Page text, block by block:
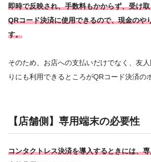
即時で反映され、手数料もかからず、受け
QRコード決済に使用できるので、現金のや
す。
そのため、お店への支払いだけでなく、友
りにも利用できるところがQRコード決済の
【店舗側】専用端末の必要性
コンタクトレス決済を導入するときには、